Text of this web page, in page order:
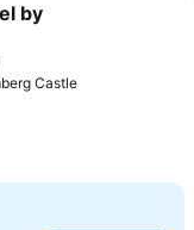
by
Castle